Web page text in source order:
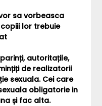
sa vorbeasca
lor trebuie
autoritațile,
de realizatorii
sexuala. Cei care
obligatorie in
și fac alta.